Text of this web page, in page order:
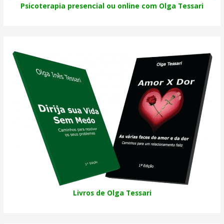
Psicoterapia presencial ou online com Olga Tessari
Livros de Olga Tessari